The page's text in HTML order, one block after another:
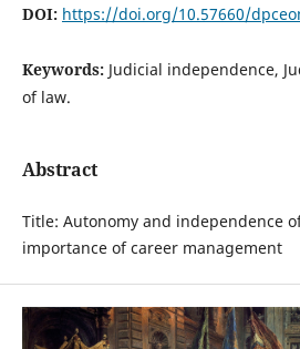
DOI: https://doi.org/10.57660/
Keywords: Judicial independence,
of law.
Abstract
Title: Autonomy and independence
importance of career management